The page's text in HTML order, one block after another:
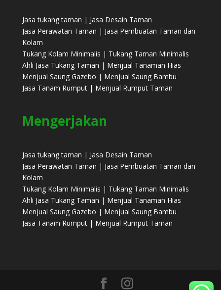
Jasa tukang taman | Jasa Desain Taman
Jasa Perawatan Taman | Jasa Pembuatan Taman dan
Kolam
Tukang Kolam Minimalis | Tukang Taman Minimalis
Ahli Jasa Tukang Taman | Menjual Tanaman Hias
Menjual Saung Gazebo | Menjual Saung Bambu
Jasa Tanam Rumput | Menjual Rumput Taman
Mengerjakan
Jasa tukang taman | Jasa Desain Taman
Jasa Perawatan Taman | Jasa Pembuatan Taman dan
Kolam
Tukang Kolam Minimalis | Tukang Taman Minimalis
Ahli Jasa Tukang Taman | Menjual Tanaman Hias
Menjual Saung Gazebo | Menjual Saung Bambu
Jasa Tanam Rumput | Menjual Rumput Taman